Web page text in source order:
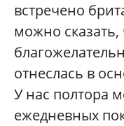
встречено
можно
отнеслась в
У нас полтора
ежедневных